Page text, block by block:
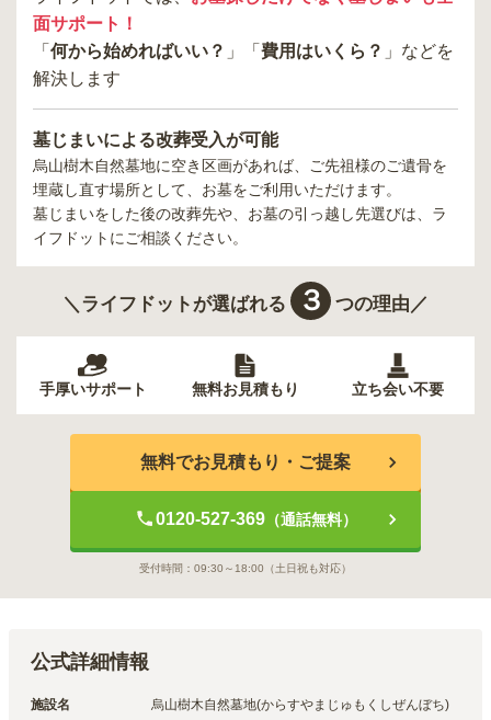
面サポート！
「 何から始めればいい？ 」「 費用はいくら？ 」などを
解決します
墓じまいによる改葬受入が可能
烏山樹木自然墓地に空き区画があれば、ご先祖様のご遺骨を
埋蔵し直す場所として、お墓をご利用いただけます。
墓じまいをした後の改葬先や、お墓の引っ越し先選びは、ラ
イフドットにご相談ください。
＼ライフドットが選ばれる ３ つの理由／
手厚いサポート 無料お見積もり 立ち会い不要
無料でお見積もり・ご提案
0120-527-369（通話無料）
受付時間： 09:30～18:00 （土日祝も対応）
公式詳細情報
施設名 烏山樹木自然墓地(からすやまじゅもくしぜんぼち)